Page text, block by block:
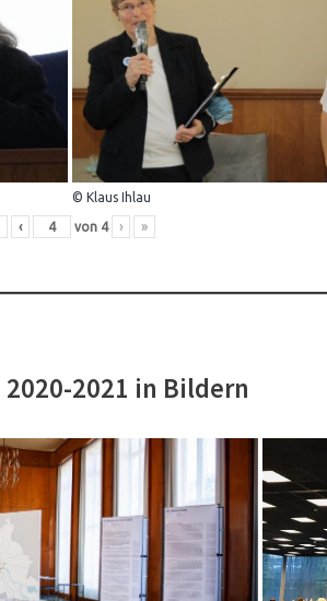
© Klaus Ihlau
‹ von 4 › »
2020-2021 in Bildern